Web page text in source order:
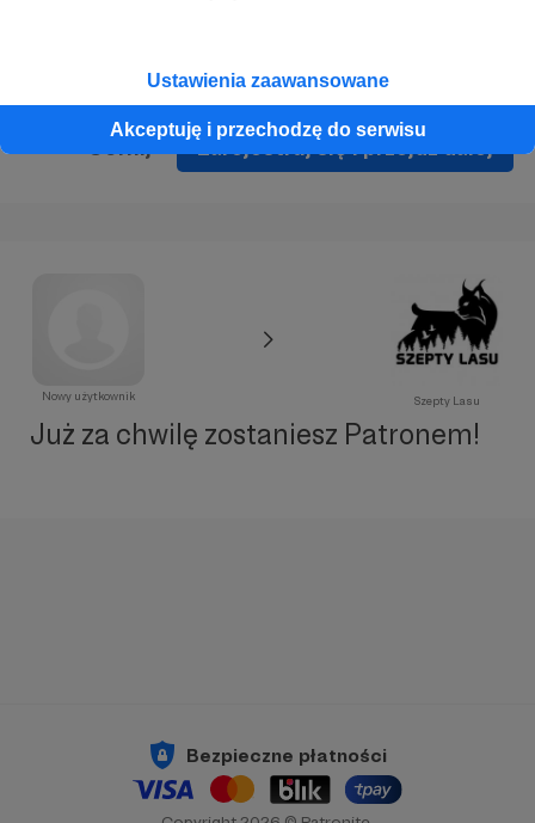
Ustawienia zaawansowane
Akceptuję i przechodzę do serwisu
Zarejestruj się i przejdź dalej
Nowy użytkownik Szepty Lasu
Już za chwilę zostaniesz Patronem!
Bezpieczne płatności